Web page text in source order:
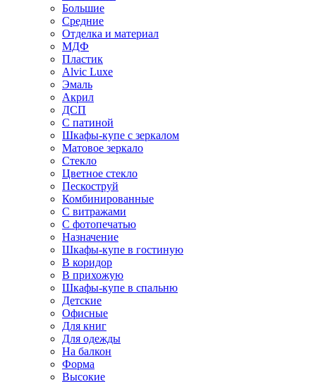
Большие
Средние
Отделка и материал
МДФ
Пластик
Alvic Luxe
Эмаль
Акрил
ДСП
С патиной
Шкафы-купе с зеркалом
Матовое зеркало
Стекло
Цветное стекло
Пескоструй
Комбинированные
С витражами
С фотопечатью
Назначение
Шкафы-купе в гостиную
В коридор
В прихожую
Шкафы-купе в спальню
Детские
Офисные
Для книг
Для одежды
На балкон
Форма
Высокие